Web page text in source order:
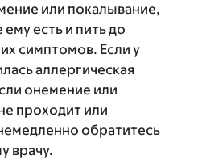
или покалывание,
ему есть и пить до
симптомов. Если у
аллергическая
онемение или
проходит или
обратитесь
врачу.